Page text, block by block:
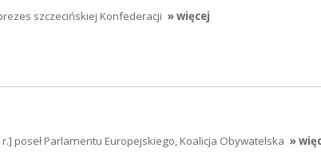
szczecińskiej Konfederacji » więcej
poseł Parlamentu Europejskiego, Koalicja Obywatelska »